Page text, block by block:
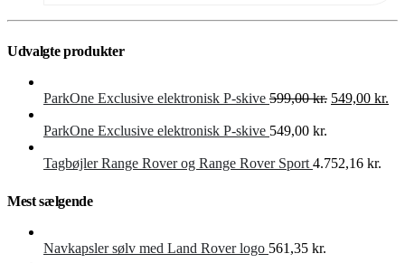
Udvalgte produkter
ParkOne Exclusive elektronisk P-skive 599,00kr. Den
599,00 kr..
549,00 kr.
ParkOne Exclusive elektronisk P-skive 549,00 kr.
Tagbøjler Range Rover og Range Rover Sport 4.752,16 kr.
Mest sælgende
Navkapsler sølv med Land Rover logo 561,35 kr.